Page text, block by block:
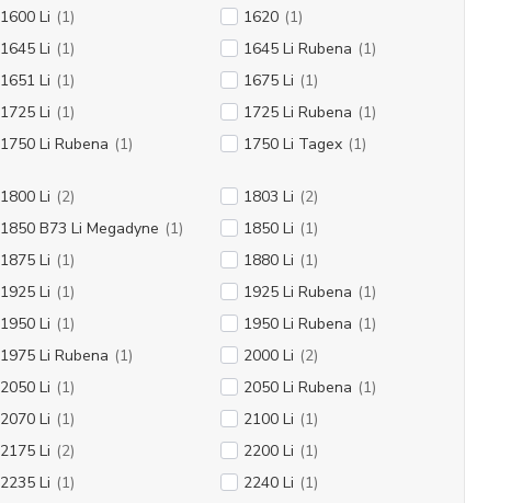
1600 Li (1) 1620 (1)
1645 Li (1) 1645 Li Rubena (1)
1651 Li (1) 1675 Li (1)
1725 Li (1) 1725 Li Rubena (1)
1750 Li Rubena (1) 1750 Li Tagex (1)
1800 Li (2) 1803 Li (2)
1850 B73 Li Megadyne (1) 1850 Li (1)
1875 Li (1) 1880 Li (1)
1925 Li (1) 1925 Li Rubena (1)
1950 Li (1) 1950 Li Rubena (1)
1975 Li Rubena (1) 2000 Li (2)
2050 Li (1) 2050 Li Rubena (1)
2070 Li (1) 2100 Li (1)
2175 Li (2) 2200 Li (1)
2235 Li (1) 2240 Li (1)